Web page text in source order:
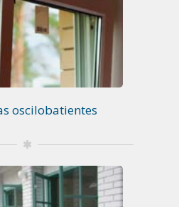
oscilobatientes